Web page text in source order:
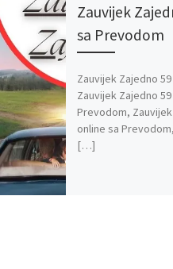
Zauvijek
sa Prevodom
Zauvijek Zajedno
Zauvijek Zajedno
Prevodom,
online sa
[…]